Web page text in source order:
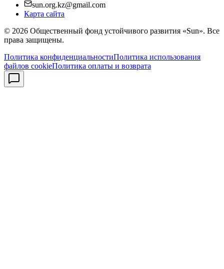
sun.org.kz@gmail.com
Карта сайта
© 2026 Общественный фонд устойчивого развития «Sun». Все
права защищены.
Политика конфиденциальностиПолитика использования
файлов cookieПолитика оплаты и возврата